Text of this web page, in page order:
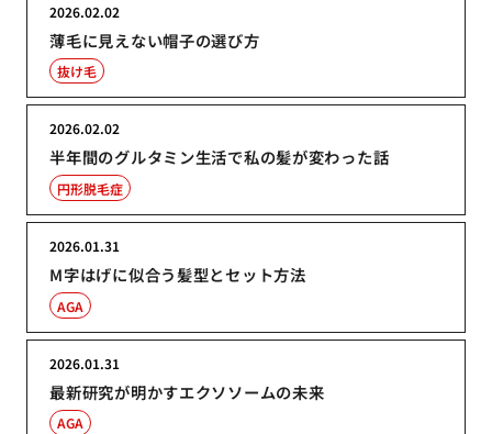
薄毛に見えない帽子の選び方
2026.02.02
抜け毛
半年間のグルタミン生活で私の髪が変わった話
2026.02.02
円形脱毛症
M字はげに似合う髪型とセット方法
2026.01.31
AGA
最新研究が明かすエクソソームの未来
2026.01.31
AGA